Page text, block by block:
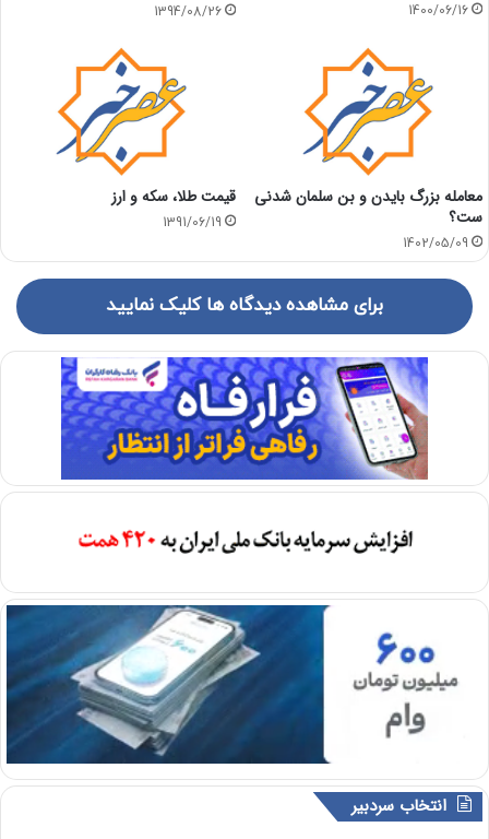
1400/06/16
1394/08/26
معامله بزرگ بایدن و بن سلمان شدنی
ست؟
1402/05/09
قیمت طلا، سکه و ارز
1391/06/19
برای مشاهده دیدگاه ها کلیک نمایید
انتخاب سردبیر